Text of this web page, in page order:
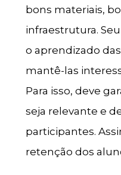
bons materiais,
infraestrutura.
o aprendizado
mantê-las
Para isso, deve
seja relevante e
participantes.
retenção dos